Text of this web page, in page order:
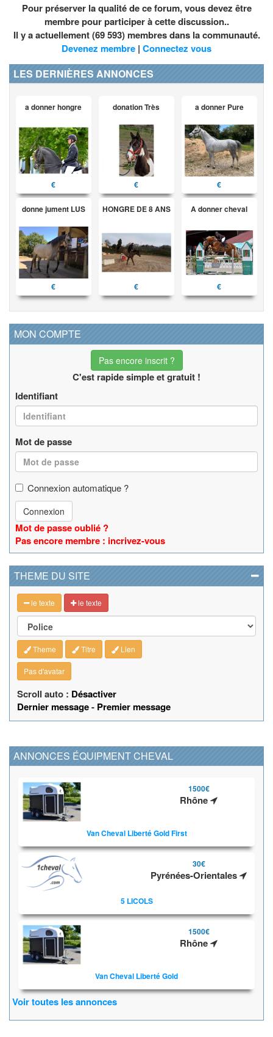
Pour préserver la qualité de ce forum, vous devez être
membre pour participer à cette discussion..
Il y a actuellement (69 593) membres dans la communauté.
Devenez membre | Connectez vous
LES DERNIÈRES ANNONCES
a donner hongre
€
donation Très
€
a donner Pure
€
donne jument LUS
€
HONGRE DE 8 ANS
€
A donner cheval
€
MON COMPTE
Pas encore inscrit ?
C'est rapide simple et gratuit !
Identifiant
Mot de passe
Connexion automatique ?
Connexion
Mot de passe oublié ?
Pas encore membre : incrivez-vous
THEME DU SITE
le texte le texte
Theme Titre Lien
Pas d'avatar
Scroll auto : Désactiver
Dernier message- Premier message
ANNONCES ÉQUIPMENT CHEVAL
1500€
Rhône
Van Cheval Liberté Gold First
30€
Pyrénées-Orientales
5 LICOLS
1500€
Rhône
Van Cheval Liberté Gold
Voir toutes les annonces